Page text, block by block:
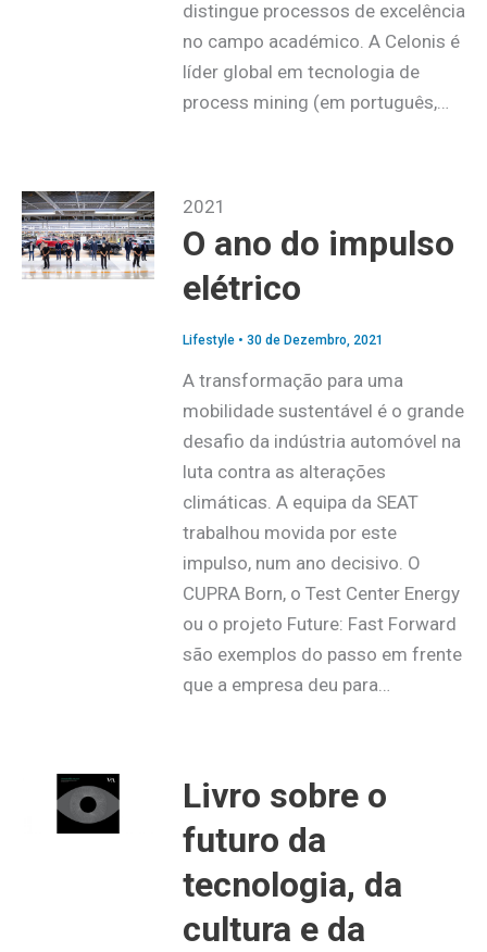
distingue processos de excelência
no campo académico. A Celonis é
líder global em tecnologia de
process mining (em português,…
2021
O ano do impulso
elétrico
Lifestyle• 30 de Dezembro, 2021
A transformação para uma
mobilidade sustentável é o grande
desafio da indústria automóvel na
luta contra as alterações
climáticas. A equipa da SEAT
trabalhou movida por este
impulso, num ano decisivo. O
CUPRA Born, o Test Center Energy
ou o projeto Future: Fast Forward
são exemplos do passo em frente
que a empresa deu para…
Livro sobre o
futuro da
tecnologia, da
cultura e da